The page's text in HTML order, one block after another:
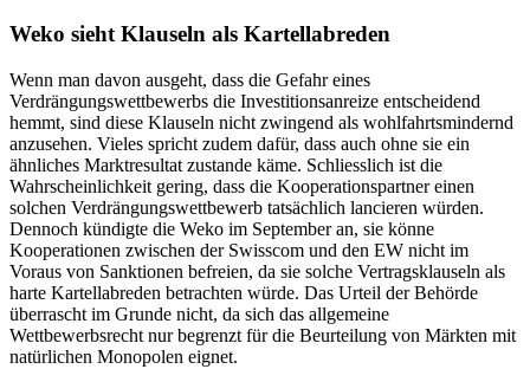
Weko sieht Klauseln als Kartellabreden
Wenn man davon ausgeht, dass die Gefahr eines
Verdrängungswettbewerbs die Investitionsanreize entscheidend
hemmt, sind diese Klauseln nicht zwingend als wohlfahrtsmindernd
anzusehen. Vieles spricht zudem dafür, dass auch ohne sie ein
ähnliches Marktresultat zustande käme. Schliesslich ist die
Wahrscheinlichkeit gering, dass die Kooperationspartner einen
solchen Verdrängungswettbewerb tatsächlich lancieren würden.
Dennoch kündigte die Weko im September an, sie könne
Kooperationen zwischen der Swisscom und den EW nicht im
Voraus von Sanktionen befreien, da sie solche Vertragsklauseln als
harte Kartellabreden betrachten würde. Das Urteil der Behörde
überrascht im Grunde nicht, da sich das allgemeine
Wettbewerbsrecht nur begrenzt für die Beurteilung von Märkten mit
natürlichen Monopolen eignet.